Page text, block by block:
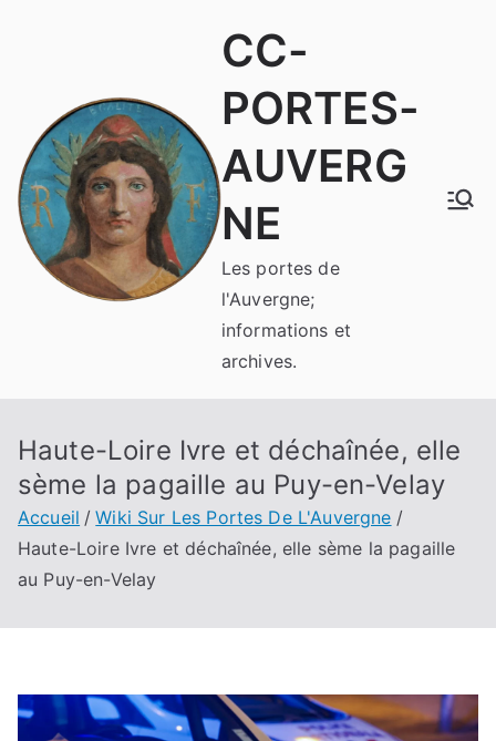
CC-
PORTES-
AUVERG
NE
Les portes de
l'Auvergne;
informations et
archives.
Haute-Loire Ivre et déchaînée, elle
sème la pagaille au Puy-en-Velay
Accueil
Wiki Sur Les Portes De L'Auvergne
Haute-Loire Ivre et déchaînée, elle sème la pagaille
au Puy-en-Velay